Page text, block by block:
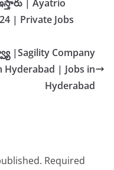
| Ayatrio
| Private Jobs
|Sagility Company
Hyderabad | Jobs in
Hyderabad
Required